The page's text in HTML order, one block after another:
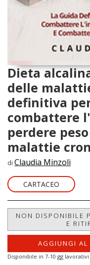
Dieta
delle
definitiva
combattere
perdere
malattie
di Claudia Minzoli
CARTACEO
NON DISPONIBILE
E
AGGIUNGI AL
Disponibile in 7-10 gg lavorativi